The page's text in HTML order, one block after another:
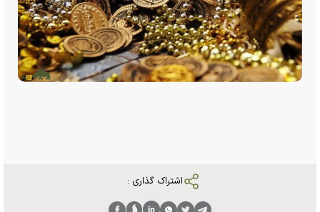
اشتراک گذاری :